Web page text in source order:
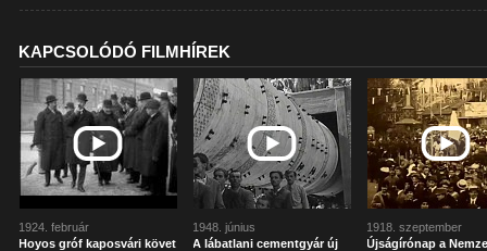
KAPCSOLÓDÓ FILMHÍREK
1924. február
Hoyos gróf kaposvári követ
1948. június
A lábatlani cementgyár új
1918. szeptember
Újságírónap a